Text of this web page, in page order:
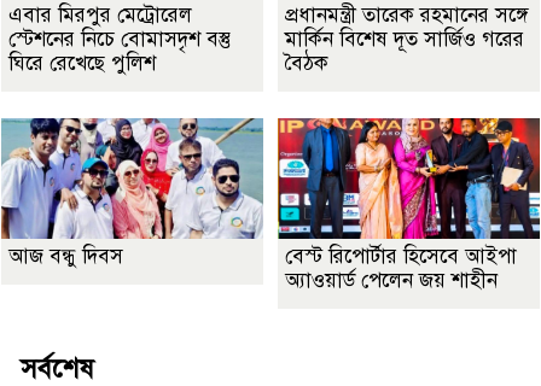
এবার মিরপুর মেট্রোরেল
স্টেশনের নিচে বোমাসদৃশ বস্তু
ঘিরে রেখেছে পুলিশ
প্রধানমন্ত্রী তারেক রহমানের সঙ্গে
মার্কিন বিশেষ দূত সার্জিও গরের
বৈঠক
আজ বন্ধু দিবস
বেস্ট রিপোর্টার হিসেবে আইপা
অ্যাওয়ার্ড পেলেন জয় শাহীন
সর্বশেষ